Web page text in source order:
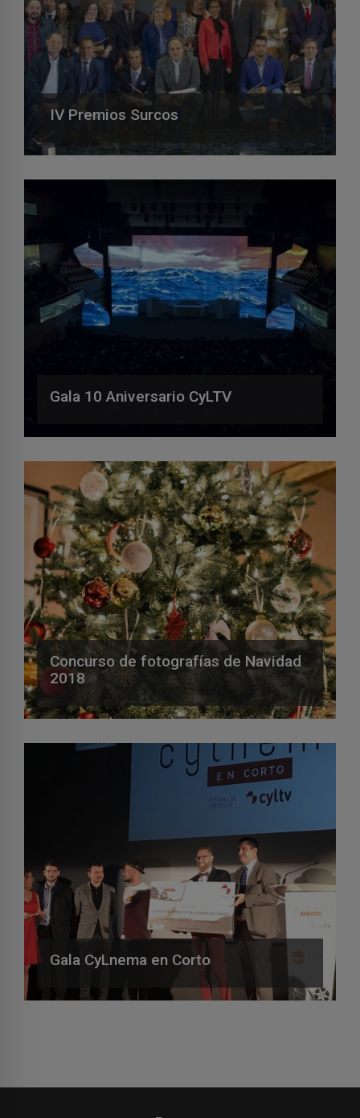
IV Premios Surcos
Gala 10 Aniversario CyLTV
Concurso de fotografías de Navidad
2018
Gala CyLnema en Corto